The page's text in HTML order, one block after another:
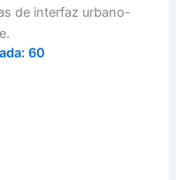
de interfaz urbano-
60